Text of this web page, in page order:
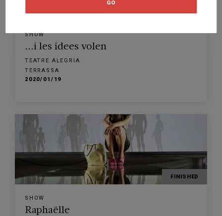
GO
FINISHED
SHOW
...i les idees volen
TEATRE ALEGRIA
TERRASSA
2020/01/19
FINISHED
SHOW
Raphaëlle